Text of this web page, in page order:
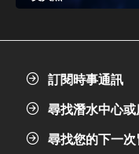
您的熱情轉化為您的
訂閱時事通訊
尋找潛水中心
尋找您的下一次